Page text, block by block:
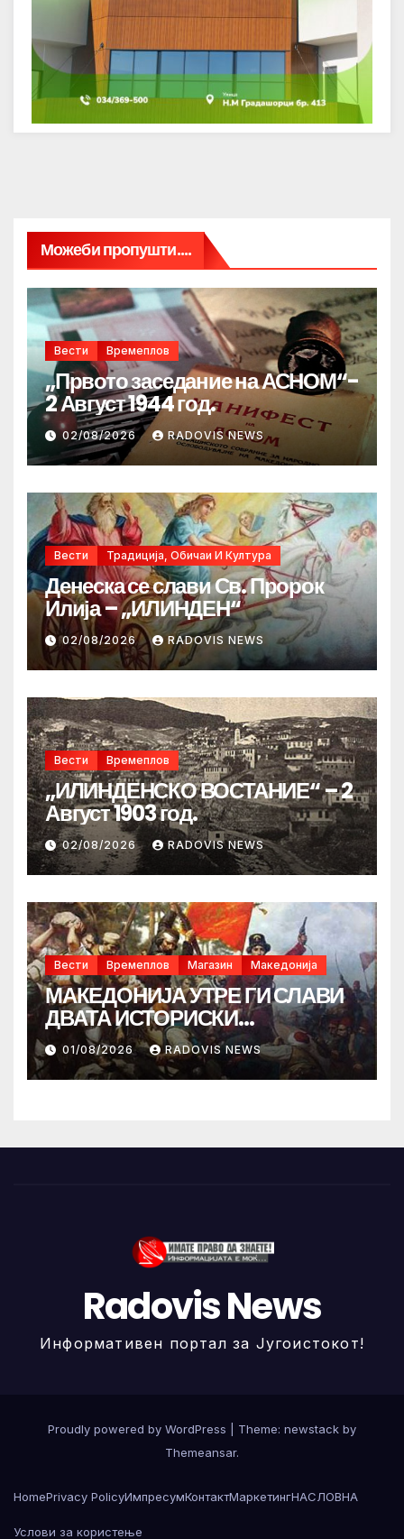
Можеби пропушти....
Вести Времеплов
„Првото заседание на АСНОМ“-
2 Август 1944 год.
02/08/2026 RADOVIS NEWS
Вести Традиција, Обичаи И Култура
Денеска се слави Св. Пророк
Илија – „ИЛИНДЕН“
02/08/2026 RADOVIS NEWS
Вести Времеплов
„ИЛИНДЕНСКО ВОСТАНИЕ“ – 2
Август 1903 год.
02/08/2026 RADOVIS NEWS
Вести Времеплов Магазин Македонија
МАКЕДОНИЈА УТРЕ ГИ СЛАВИ
ДВАТА ИСТОРИСКИ
ИЛИНДЕНА!
01/08/2026 RADOVIS NEWS
Radovis News
Информативен портал за Југоистокот!
Proudly powered by WordPress
Theme: newstack by
Themeansar.
HomePrivacy PolicyИмпресумКонтактМаркетингНАСЛОВНА
Услови за користење